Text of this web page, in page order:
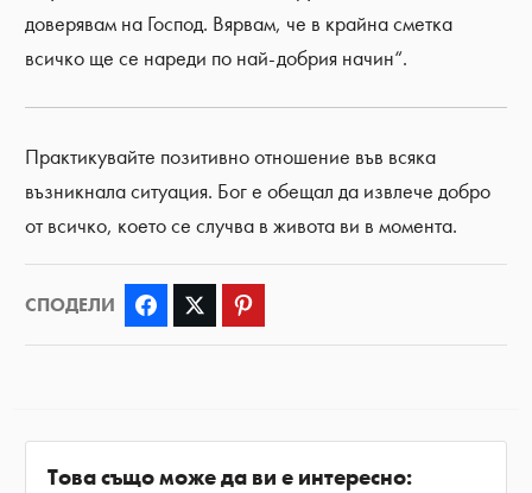
доверявам на Господ. Вярвам, че в крайна сметка
всичко ще се нареди по най-добрия начин“.
Практикувайте позитивно отношение във всяка
възникнала ситуация. Бог е обещал да извлече добро
от всичко, което се случва в живота ви в момента.
СПОДЕЛИ Facebook Twitter
Това също може да ви е интересно: